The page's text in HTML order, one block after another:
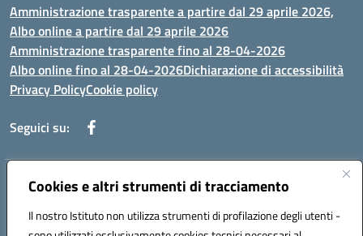
Cookies e altri strumenti di tracciamento
Il nostro Istituto non utilizza strumenti di profilazione degli utenti -
Amministrazione trasparente a partire dal 29 aprile 2026,
Albo online a partire dal 29 aprile 2026
Amministrazione trasparente fino al 28-04-2026
Albo online fino al 28-04-2026Dichiarazione di accessibilità
Privacy PolicyCookie policy
Seguici su:
Indirizzo:Via Selicato, 1 71122 FOGGIA (FG)
Posta elettronica certificata (PEC):fgee01200c@pec.istruzione.it